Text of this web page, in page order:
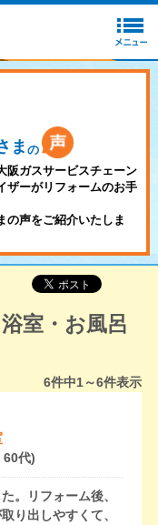
ま の
阪ガスサービスチェーン
ザーがリフォームのお手
の声をご紹介いたしま
室・お風呂
6件中1～6件表示
60代)
。リフォーム後、
り出しやすくて、